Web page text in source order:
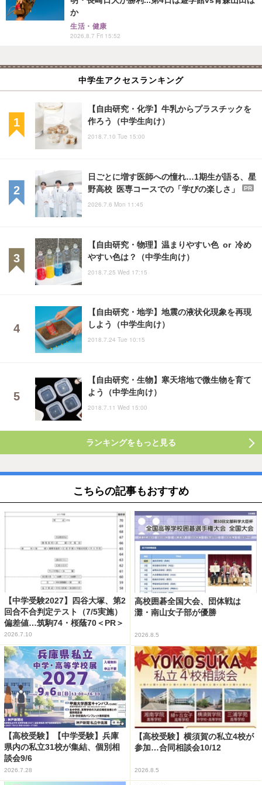
か
生活・健康
2026.8.7 Fri 15:52
中学生アクセスランキング
【自由研究・化学】牛乳からプラスチックを
作ろう（中学生向け）
2018.7.10 Tue 15:00
日ごとに増す医師への憧れ…1期生が語る、星
野高校 医専コースでの「学びの楽しさ」
PR
2026.7.6 Mon 11:45
【自由研究・物理】温まりやすい色 or 冷め
やすい色は？（中学生向け）
2018.7.25 Wed 17:15
【自由研究・地学】地震の液状化現象を再現
しよう（中学生向け）
2018.7.24 Tue 10:15
【自由研究・生物】寒天培地で微生物を育て
よう（中学生向け）
2018.7.11 Wed 15:00
ランキングをもっと見る
こちらの記事もおすすめ
【中学受験2027】四谷大塚、第2
回合不合判定テスト（7/5実施）
偏差値…筑駒74・桜蔭70＜PR＞
2026.7.10
高校囲碁全国大会、団体戦は
灘・南山女子部が優勝
2026.8.5
【高校受験】【中学受験】兵庫
県内の私立31校が集結、個別相
談会9/6
2026.7.28
【高校受験】横須賀の私立4校が
参加…合同相談会10/12
2026.8.5